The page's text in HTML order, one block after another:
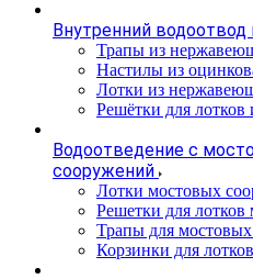
Внутренний водоотвод
Трапы из
Настилы из
Лотки из
Решётки для
Водоотведение с
сооружений
Лотки мостовых
Решетки для
Трапы для
Корзинки для